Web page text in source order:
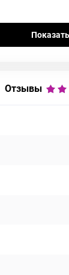
Отзывы